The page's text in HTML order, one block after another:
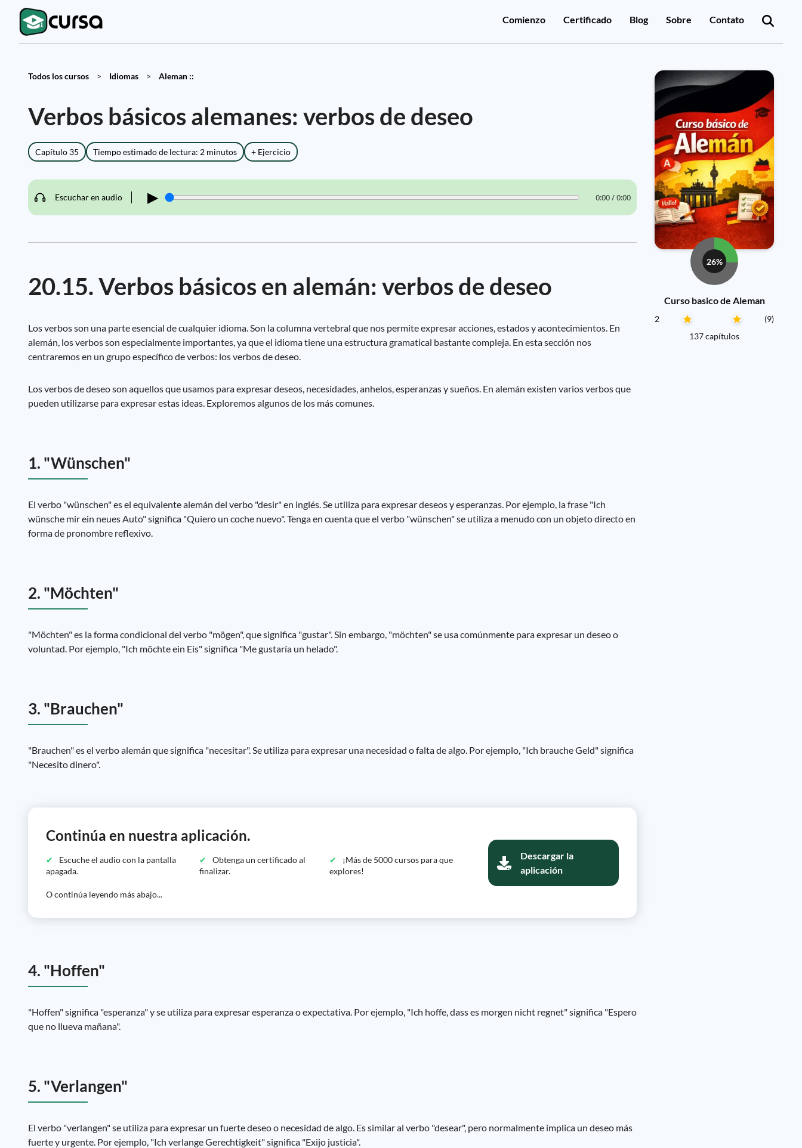
Comienzo Certificado Blog Sobre Contato
Todos los cursos > Idiomas > Aleman ::
Verbos básicos alemanes: verbos de deseo
Capítulo 35 Tiempo estimado de lectura: 2 minutos + Ejercicio
Escuchar en audio ▶ 0:00 / 0:00
20.15. Verbos básicos en alemán: verbos de deseo
Los verbos son una parte esencial de cualquier idioma. Son la columna vertebral que nos permite expresar acciones, estados y acontecimientos. En
alemán, los verbos son especialmente importantes, ya que el idioma tiene una estructura gramatical bastante compleja. En esta sección nos
centraremos en un grupo específico de verbos: los verbos de deseo.
Los verbos de deseo son aquellos que usamos para expresar deseos, necesidades, anhelos, esperanzas y sueños. En alemán existen varios verbos que
pueden utilizarse para expresar estas ideas. Exploremos algunos de los más comunes.
1. "Wünschen"
El verbo "wünschen" es el equivalente alemán del verbo "desir" en inglés. Se utiliza para expresar deseos y esperanzas. Por ejemplo, la frase "Ich
wünsche mir ein neues Auto" significa "Quiero un coche nuevo". Tenga en cuenta que el verbo "wünschen" se utiliza a menudo con un objeto directo en
forma de pronombre reflexivo.
2. "Möchten"
"Möchten" es la forma condicional del verbo "mögen", que significa "gustar". Sin embargo, "möchten" se usa comúnmente para expresar un deseo o
voluntad. Por ejemplo, "Ich möchte ein Eis" significa "Me gustaría un helado".
3. "Brauchen"
"Brauchen" es el verbo alemán que significa "necesitar". Se utiliza para expresar una necesidad o falta de algo. Por ejemplo, "Ich brauche Geld" significa
"Necesito dinero".
Continúa en nuestra aplicación.
Escuche el audio con la pantalla
apagada.
Obtenga un certificado al
finalizar.
¡Más de 5000 cursos para que
explores!
O continúa leyendo más abajo...
Descargar la
aplicación
4. "Hoffen"
"Hoffen" significa "esperanza" y se utiliza para expresar esperanza o expectativa. Por ejemplo, "Ich hoffe, dass es morgen nicht regnet" significa "Espero
que no llueva mañana".
5. "Verlangen"
El verbo "verlangen" se utiliza para expresar un fuerte deseo o necesidad de algo. Es similar al verbo "desear", pero normalmente implica un deseo más
fuerte y urgente. Por ejemplo, "Ich verlange Gerechtigkeit" significa "Exijo justicia".
26%
Curso basico de Aleman
2
(9)
137 capítulos